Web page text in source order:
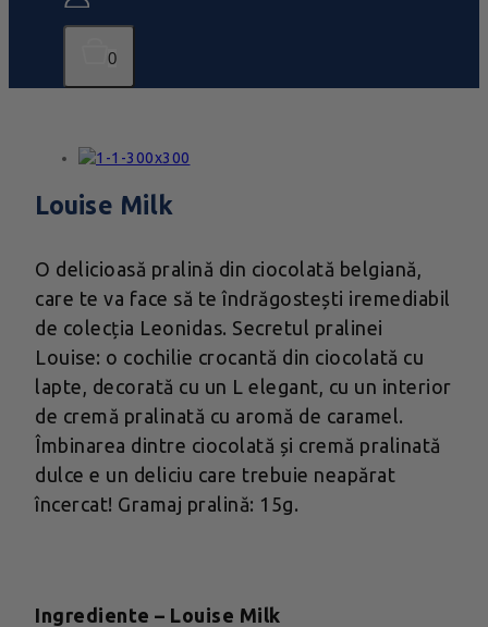
0
Louise Milk
O delicioasă pralină din ciocolată belgiană,
care te va face să te îndrăgostești iremediabil
de colecția Leonidas. Secretul pralinei
Louise: o cochilie crocantă din ciocolată cu
lapte, decorată cu un L elegant, cu un interior
de cremă pralinată cu aromă de caramel.
Îmbinarea dintre ciocolată și cremă pralinată
dulce e un deliciu care trebuie neapărat
încercat! Gramaj pralină: 15g.
Ingrediente – Louise Milk